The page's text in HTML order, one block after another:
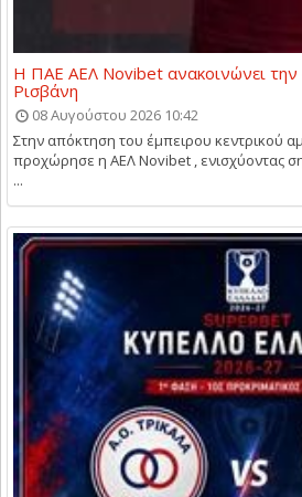
Η ΠΑΕ ΑΕΛ Novibet ανακοινώνει
Ρισβάνη
08 Αυγούστου 2026 10:42
Στην απόκτηση του έμπειρου κεντρικού
προχώρησε η ΑΕΛ Novibet , ενισχύοντας
...